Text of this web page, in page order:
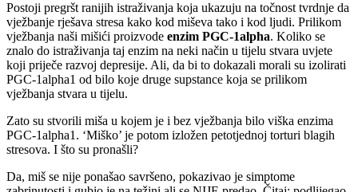
Postoji pregršt ranijih istraživanja koja ukazuju na točnost tvrdnje da
vježbanje rješava stresa kako kod miševa tako i kod ljudi. Prilikom
vježbanja naši mišići proizvode enzim PGC-1alpha. Koliko se
znalo do istraživanja taj enzim na neki način u tijelu stvara uvjete
koji priječe razvoj depresije. Ali, da bi to dokazali morali su izolirati
PGC-1alpha1 od bilo koje druge supstance koja se prilikom
vježbanja stvara u tijelu.
Zato su stvorili miša u kojem je i bez vježbanja bilo viška enzima
PGC-1alpha1. ‘Miško’ je potom izložen petotjednoj torturi blagih
stresova. I što su pronašli?
Da, miš se nije ponašao savršeno, pokazivao je simptome